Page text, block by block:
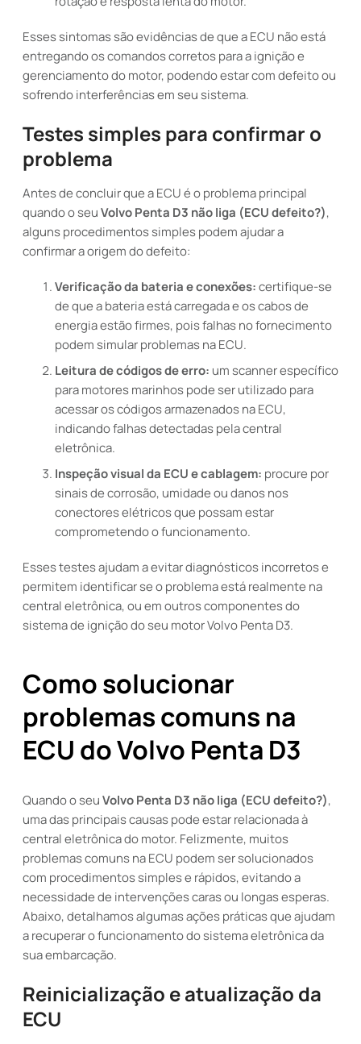
Esses sintomas são evidências de que a ECU não está
entregando os comandos corretos para a ignição e
gerenciamento do motor, podendo estar com defeito ou
sofrendo interferências em seu sistema.
Testes simples para confirmar o
problema
Antes de concluir que a ECU é o problema principal
quando o seuVolvo Penta D3 não liga (ECU defeito?),
alguns procedimentos simples podem ajudar a
confirmar a origem do defeito:
Verificação da bateria e conexões:certifique-se
de que a bateria está carregada e os cabos de
energia estão firmes, pois falhas no fornecimento
podem simular problemas na ECU.
Leitura de códigos de erro: um scanner específico
para motores marinhos pode ser utilizado para
acessar os códigos armazenados na ECU,
indicando falhas detectadas pela central
eletrônica.
Inspeção visual da ECU e cablagem: procure por
sinais de corrosão, umidade ou danos nos
conectores elétricos que possam estar
comprometendo o funcionamento.
Esses testes ajudam a evitar diagnósticos incorretos e
permitem identificar se o problema está realmente na
central eletrônica, ou em outros componentes do
sistema de ignição do seu motor Volvo Penta D3.
Como solucionar
problemas comuns na
ECU do Volvo Penta D3
Quando o seuVolvo Penta D3 não liga (ECU defeito?),
uma das principais causas pode estar relacionada à
central eletrônica do motor. Felizmente, muitos
problemas comuns na ECU podem ser solucionados
com procedimentos simples e rápidos, evitando a
necessidade de intervenções caras ou longas esperas.
Abaixo, detalhamos algumas ações práticas que ajudam
a recuperar o funcionamento do sistema eletrônica da
sua embarcação.
Reinicialização e atualização da
ECU